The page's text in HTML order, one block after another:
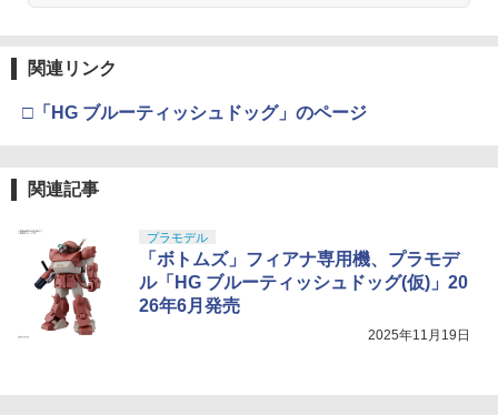
関連リンク
□「HG ブルーティッシュドッグ」のページ
関連記事
プラモデル
「ボトムズ」フィアナ専用機、プラモデ
ル「HG ブルーティッシュドッグ(仮)」20
26年6月発売
2025年11月19日